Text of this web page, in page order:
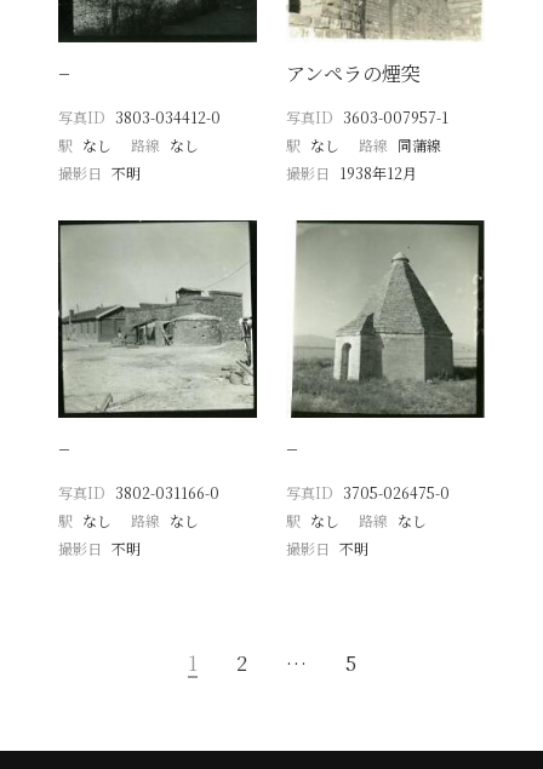
−
写真ID 3803-034412-0
駅 なし 路線 なし
撮影日
不明
アンペラの煙突
写真ID 3603-007957-1
駅 なし 路線 同蒲線
撮影日
1938年12月
−
写真ID 3802-031166-0
駅 なし 路線 なし
撮影日
不明
−
写真ID 3705-026475-0
駅 なし 路線 なし
撮影日 不明
1 2 … 5